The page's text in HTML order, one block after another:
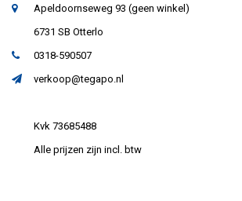
Apeldoornseweg 93 (geen winkel)
6731 SB Otterlo
0318-590507
verkoop@tegapo.nl
Kvk 73685488
Alle prijzen zijn incl. btw